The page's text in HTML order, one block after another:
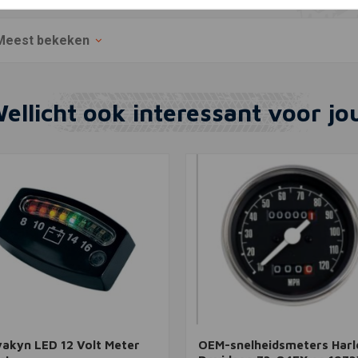
bekeken
ook interessant voor
In winkelwagen
LED 12 Volt Meter
In winkelwagen
OEM-snelheidsmeters